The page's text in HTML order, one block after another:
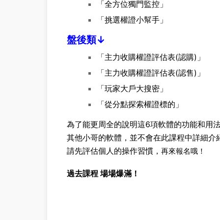
「全方位獨門監控」
「挑選權證小幫手」
盤後類↓
「主力收購權證評估表(認購)」
「主力收購權證評估表(認售)」
「玩家大戶大搜密」
「從分點探索權證標的」
為了能更周全的說明這6項軟體的功能和用
其他小哥的軟體，並不會在此課程中詳細介
請先評估個人的操作習慣， 再來報名哦！
過去課程 場場爆滿！